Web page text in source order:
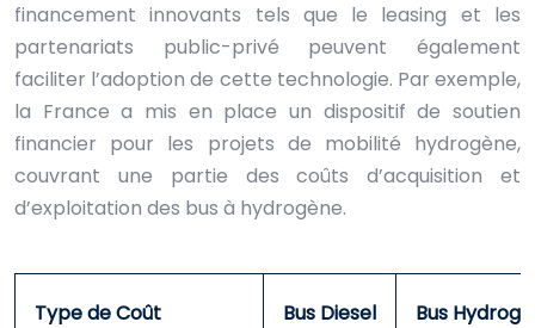
financement innovants tels que le leasing et les
partenariats public-privé peuvent également
faciliter l’adoption de cette technologie. Par exemple,
la France a mis en place un dispositif de soutien
financier pour les projets de mobilité hydrogène,
couvrant une partie des coûts d’acquisition et
d’exploitation des bus à hydrogène.
Type de Coût Bus Diesel Bus